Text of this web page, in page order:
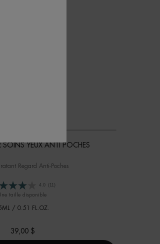
YEUX ANTI POCHES
Regard Anti-Poches
4.0 (11)
taille disponible
/ 0.51 FL.OZ.
39,00 $